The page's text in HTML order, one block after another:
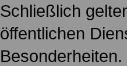
Schließlich
öffentlichen